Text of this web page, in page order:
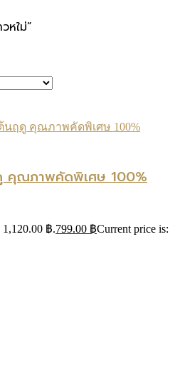
หใม่”
คุณภาพคัดพิเศษ 100%
฿.799.00 ฿Current price is: